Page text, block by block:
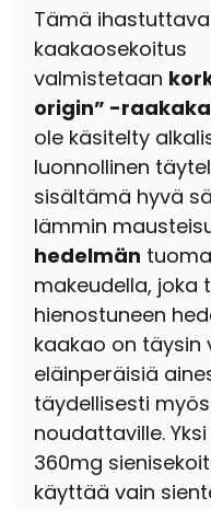
Tämä
kaakaosekoitus
valmistetaan
origin” -
ole käsitelty
luonnollinen
sisältämä hyvä
lämmin
hedelmän
makeudella, joka
hienostuneen
kaakao on täysin
eläinperäisiä
täydellisesti
noudattaville.
360mg
käyttää vain